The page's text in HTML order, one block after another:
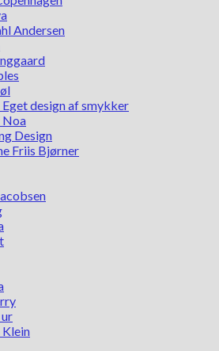
Andersen
Eget design af smykker
Noa
Design
Friis Bjørner
Klein